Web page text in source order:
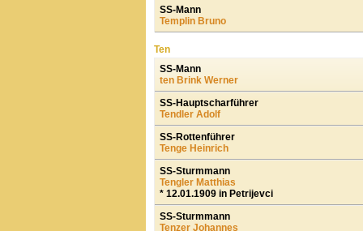
SS-Mann
Templin Bruno
Ten
SS-Mann
ten Brink Werner
SS-Hauptscharführer
Tendler Adolf
SS-Rottenführer
Tenge Heinrich
SS-Sturmmann
Tengler Matthias
* 12.01.1909 in Petrijevci
SS-Sturmmann
Tenzer Johannes